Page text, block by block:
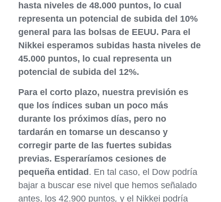
hasta niveles de 48.000 puntos, lo cual
representa un potencial de subida del 10%
general para las bolsas de EEUU. Para el
Nikkei esperamos subidas hasta niveles de
45.000 puntos, lo cual representa un
potencial de subida del 12%.
Para el corto plazo, nuestra previsión es
que los índices suban un poco más
durante los próximos días, pero no
tardarán en tomarse un descanso y
corregir parte de las fuertes subidas
previas. Esperaríamos cesiones de
pequeña entidad . En tal caso, el Dow podría
bajar a buscar ese nivel que hemos señalado
antes, los 42.900 puntos, y el Nikkei podría